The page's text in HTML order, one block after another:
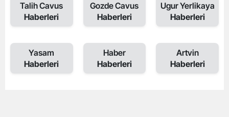
Talih Cavus
Haberleri
Gozde Cavus
Haberleri
Ugur Yerlikaya
Haberleri
Yasam
Haberleri
Haber
Haberleri
Artvin
Haberleri